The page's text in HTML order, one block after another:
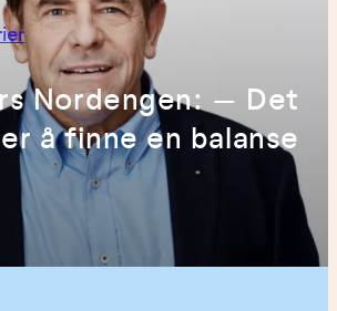
Nordengen: – Det
å finne en balanse